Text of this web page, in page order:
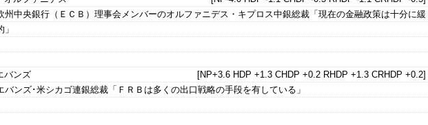
州中央銀行（ＥＣＢ）理事会メンバーのオルファニデス・キプロス中銀総裁「現在の金融政策は十分に緩
」
バンズ
[NP+3.6 HDP +1.3 CHDP +0.2 RHDP +1.3 CRHDP +0.2]
バンズ･米シカゴ連銀総裁「ＦＲＢは多くの出口戦略の手段を有している」